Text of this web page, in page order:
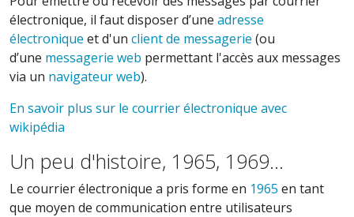
électronique, il faut disposer d’une adresse
électronique et d'un client de messagerie (ou
d’une messagerie web permettant l'accès aux messages
via un navigateur web).
En savoir plus sur le courrier électronique avec
wikipédia
Un peu d'histoire, 1965, 1969...
Le courrier électronique a pris forme en 1965 en tant
que moyen de communication entre utilisateurs